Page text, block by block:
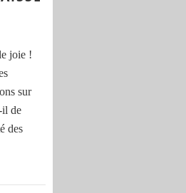
joie !
sur
il de
des